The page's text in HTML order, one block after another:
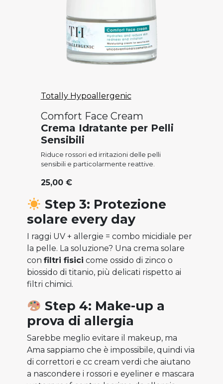
Totally Hypoallergenic
Comfort Face Cream
Crema Idratante per Pelli
Sensibili
Riduce rossori ed irritazioni delle pelli
sensibili e particolarmente reattive.
25,00 €
Step 3: Protezione
solare every day
I raggi UV + allergie = combo micidiale per
la pelle. La soluzione? Una crema solare
confiltri fisici come ossido di zinco o
biossido di titanio, più delicati rispetto ai
filtri chimici.
Step 4: Make-up a
prova di allergia
Sarebbe meglio evitare il makeup, ma
Ama sappiamo che è impossibile, quindi via
di correttori e cc cream verdi che aiutano
a nascondere i rossori e eyeliner e mascara